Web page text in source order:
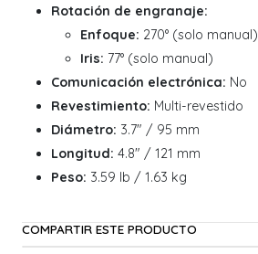
Rotación de engranaje:
Enfoque: 270° (solo manual)
Iris: 77° (solo manual)
Comunicación electrónica: No
Revestimiento: Multi-revestido
Diámetro: 3.7" / 95 mm
Longitud: 4.8" / 121 mm
Peso: 3.59 lb / 1.63 kg
COMPARTIR ESTE PRODUCTO